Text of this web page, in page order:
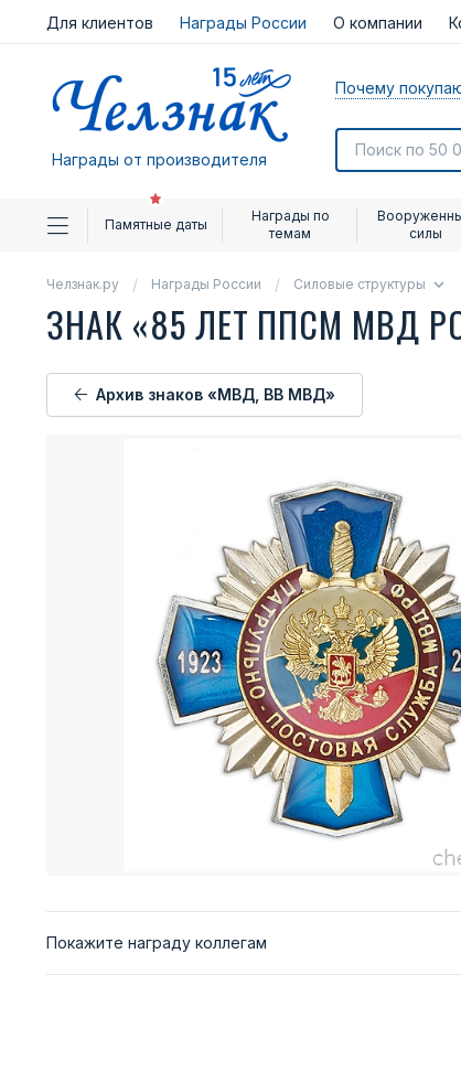
Для клиентов Награды России О компании
Награды от производителя
Почему
Памятные даты
Награды по
темам
силы
Челзнак.ру Награды России Силовые структуры
ЗНАК «85 ЛЕТ ППСМ МВД
Архив знаков «МВД, ВВ МВД»
Покажите награду коллегам